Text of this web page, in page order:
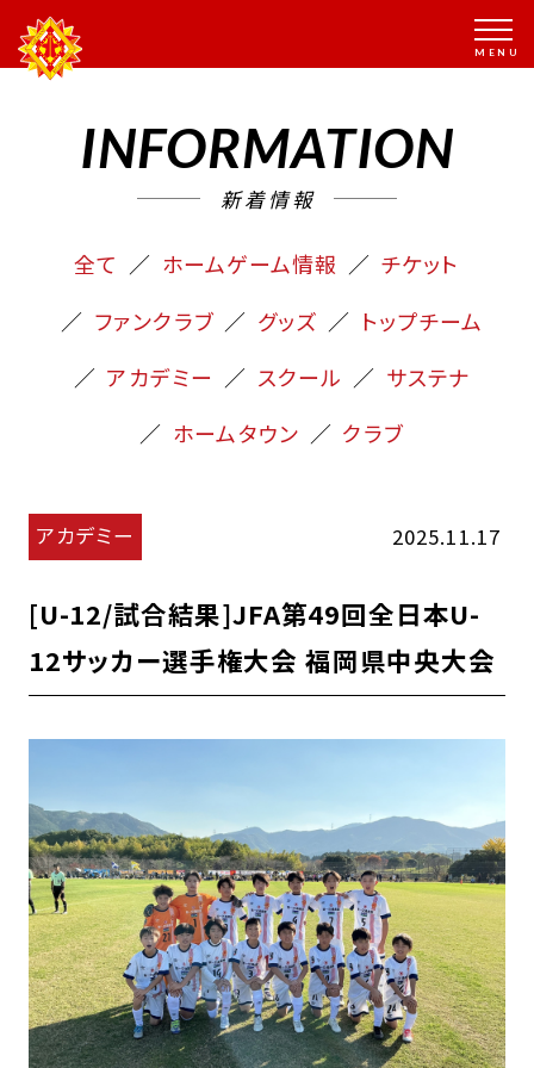
INFORMATION
新着情報
全て ホームゲーム情報
チケット
ファンクラブ
グッズ
トップチーム
アカデミー
スクール
サステナ
ホームタウン
クラブ
アカデミー 2025.11.17
[U-12/試合結果]JFA第49回全日本U-
12サッカー選手権大会 福岡県中央大会